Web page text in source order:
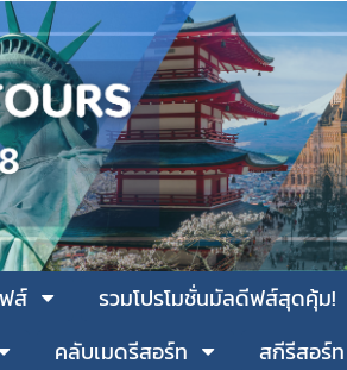
ส์ รวมโปรโมชั่นมัลดีฟส์สุดคุ้ม!
คลับเมดรีสอร์ท สกีรีสอร์ท